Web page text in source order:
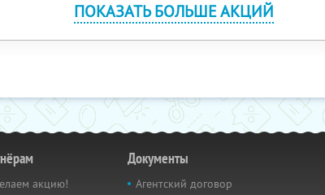
ПОКАЗАТЬ БОЛЬШЕ АКЦИЙ
акцию!
Документы
Агентский договор